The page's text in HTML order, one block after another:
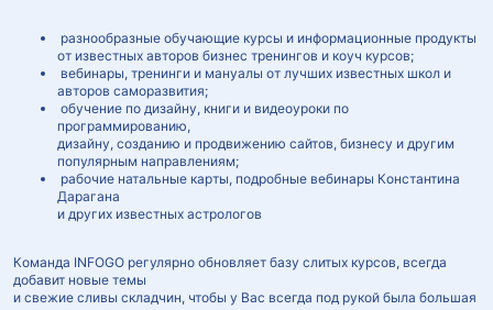
разнообразные обучающие курсы и информационные продукты
от известных авторов бизнес тренингов и коуч курсов;
вебинары, тренинги и мануалы от лучших известных школ и
авторов саморазвития;
обучение по дизайну, книги и видеоуроки по
программированию,
дизайну, созданию и продвижению сайтов, бизнесу и другим
популярным направлениям;
рабочие натальные карты, подробные вебинары Константина
Дарагана
и других известных астрологов
Команда INFOGO регулярно обновляет базу слитых курсов, всегда
добавит новые темы
и свежие сливы складчин, чтобы у Вас всегда под рукой была большая